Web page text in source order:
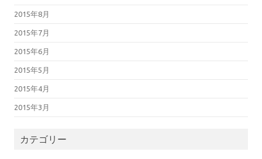
2015年8月
2015年7月
2015年6月
2015年5月
2015年4月
2015年3月
カテゴリー